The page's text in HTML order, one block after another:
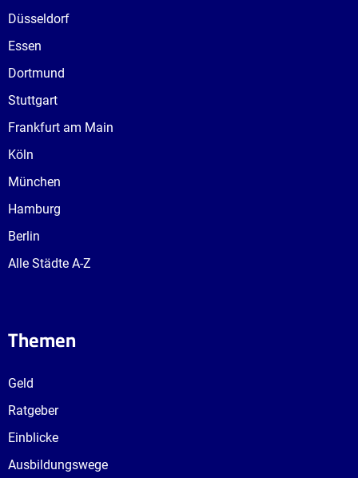
Düsseldorf
Essen
Dortmund
Stuttgart
Frankfurt am Main
Köln
München
Hamburg
Berlin
Alle Städte A-Z
Themen
Geld
Ratgeber
Einblicke
Ausbildungswege